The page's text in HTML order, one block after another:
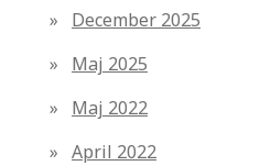
December 2025
Maj 2025
Maj 2022
April 2022